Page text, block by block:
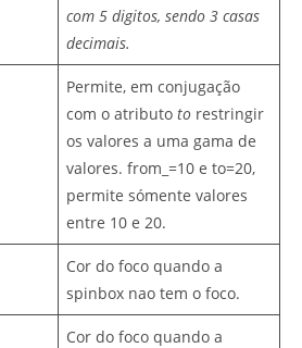
com 5 digitos, sendo 3 casas
decimais.
Permite, em conjugação
com o atributo to restringir
os valores a uma gama de
valores. from_=10 e to=20,
permite sómente valores
entre 10 e 20.
Cor do foco quando a
spinbox nao tem o foco.
Cor do foco quando a